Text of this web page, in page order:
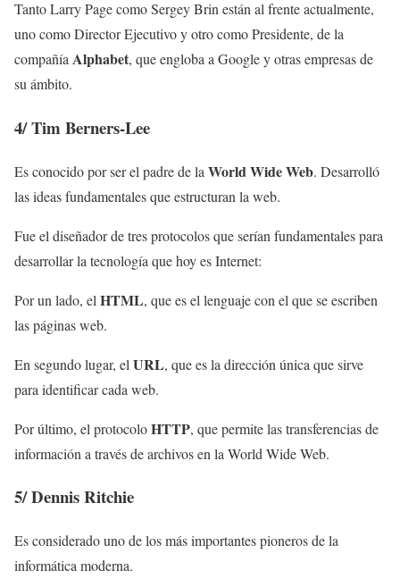
Tanto Larry Page como Sergey Brin están al frente actualmente,
uno como Director Ejecutivo y otro como Presidente, de la
compañíaAlphabet, que engloba a Google y otras empresas de
su ámbito.
4/Tim Berners-Lee
Es conocido por ser el padre de la World Wide Web. Desarrolló
las ideas fundamentales que estructuran la web.
Fue el diseñador de tres protocolos que serían fundamentales para
desarrollar la tecnología que hoy es Internet:
Por un lado, el HTML, que es el lenguaje con el que se escriben
las páginas web.
En segundo lugar, el URL, que es la dirección única que sirve
para identificar cada web.
Por último, el protocoloHTTP, que permite las transferencias de
información a través de archivos en la World Wide Web.
5/Dennis Ritchie
Es considerado uno de los más importantes pioneros de la
informática moderna.